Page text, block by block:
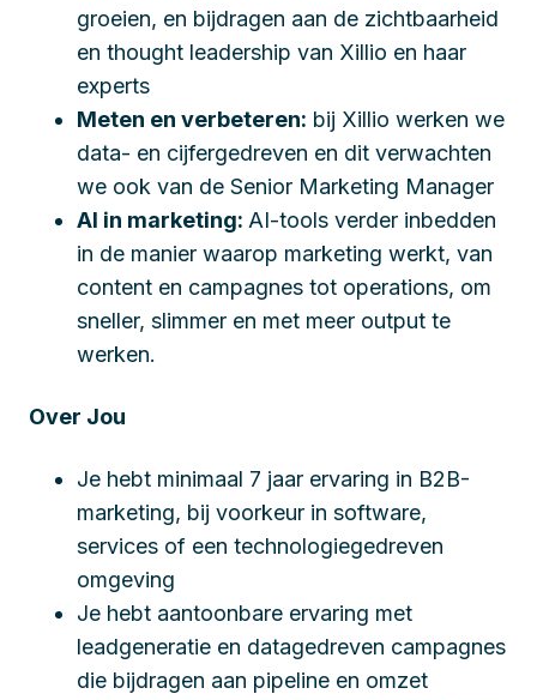
groeien, en bijdragen aan de zichtbaarheid
en thought leadership van Xillio en haar
experts
Meten en verbeteren: bij Xillio werken we
data- en cijfergedreven en dit verwachten
we ook van de Senior Marketing Manager
AI in marketing: AI-tools verder inbedden
in de manier waarop marketing werkt, van
content en campagnes tot operations, om
sneller, slimmer en met meer output te
werken.
Over Jou
Je hebt minimaal 7 jaar ervaring in B2B-
marketing, bij voorkeur in software,
services of een technologiegedreven
omgeving
Je hebt aantoonbare ervaring met
leadgeneratie en datagedreven campagnes
die bijdragen aan pipeline en omzet